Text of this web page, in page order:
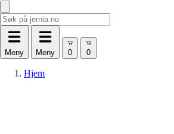
Meny Meny
Hjem